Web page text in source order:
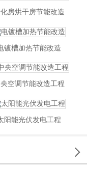
房烘干房节能改造
镀槽加热节能改造
空调节能改造工程
阳能光伏发电工程
